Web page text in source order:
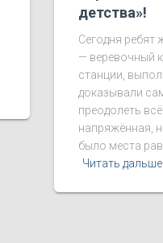
детства»!
Сегодня ребят
— веревочный
станции,
доказывали
преодолеть
напряжённая,
было места
Читать дальше